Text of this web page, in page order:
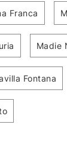
Franca
Madie
Fontana